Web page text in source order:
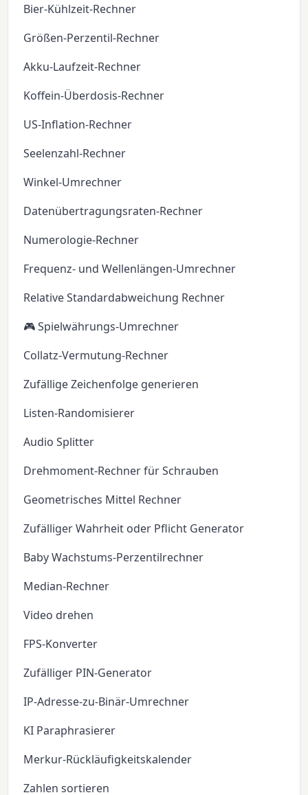
Bier-Kühlzeit-Rechner
Größen-Perzentil-Rechner
Akku-Laufzeit-Rechner
Koffein-Überdosis-Rechner
US-Inflation-Rechner
Seelenzahl-Rechner
Winkel-Umrechner
Datenübertragungsraten-Rechner
Numerologie-Rechner
Frequenz- und Wellenlängen-Umrechner
Relative Standardabweichung Rechner
🎮 Spielwährungs-Umrechner
Collatz-Vermutung-Rechner
Zufällige Zeichenfolge generieren
Listen-Randomisierer
Audio Splitter
Drehmoment-Rechner für Schrauben
Geometrisches Mittel Rechner
Zufälliger Wahrheit oder Pflicht Generator
Baby Wachstums-Perzentilrechner
Median-Rechner
Video drehen
FPS-Konverter
Zufälliger PIN-Generator
IP-Adresse-zu-Binär-Umrechner
KI Paraphrasierer
Merkur-Rückläufigkeitskalender
Zahlen sortieren